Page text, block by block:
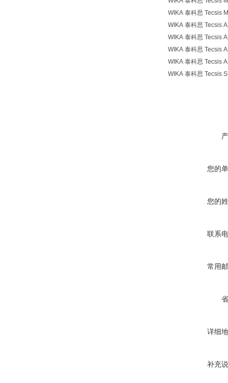
WIKA 泰科思 Tecsis
WIKA 泰科思 Tecsis
WIKA 泰科思 Tecsis
WIKA 泰科思 Tecsis
WIKA 泰科思 Tecsis
WIKA 泰科思 Tecsis
您的
您的
联系
常用
详细
补充